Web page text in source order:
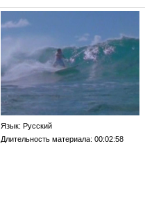
Язык: Русский
Длительность материала: 00:02:58